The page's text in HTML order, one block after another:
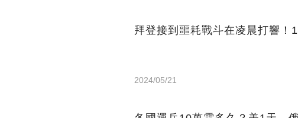
拜登接到噩耗戰斗在凌晨打響！
2024/05/21